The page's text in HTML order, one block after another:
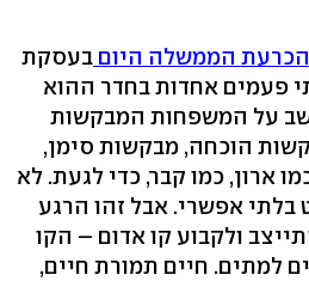
הכרעת הממשלה היום בעסקת
פעמים אחדות בחדר ההוא
על המשפחות המבקשות
הוכחה, מבקשות סימן,
ארון, כמו קבר, כדי לגעת. לא
בלתי אפשרי. אבל זהו הרגע
ולקבוע קו אדום – הקו
למתים. חיים תמורת חיים,